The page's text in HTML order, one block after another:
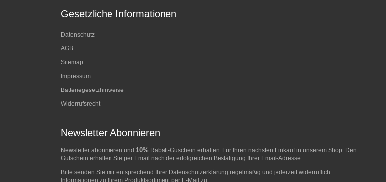
Gesetzliche Informationen
Datenschutz
AGB
Sitemap
Impressum
Batteriegesetzhinweise
Widerrufsrecht
Newsletter Abonnieren
Newsletter abonnieren und 10% Rabatt-Guschein erhalten. Für Ihren nächsten Einkauf in unserem Shop. Den
Gutschein erhalten Sie per Email nach der erfolgreichen Bestätigung Ihrer Email-Adresse.
Bitte senden Sie mir entsprechend Ihrer Datenschutzerklärung regelmäßig und jederzeit widerruflich
Informationen zu Ihrem Produktsortiment per E-Mail zu.